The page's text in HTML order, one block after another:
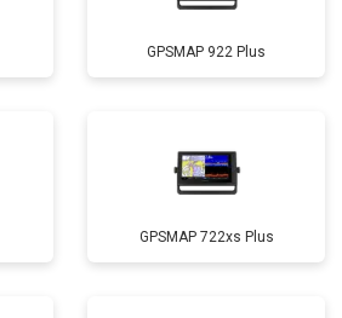
GPSMAP 922 Plus
GPSMAP 722xs Plus